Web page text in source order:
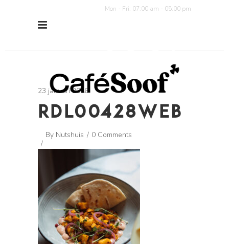
Mon - Fri: 07:00 am - 05:00 pm
23 januari 2026
RDL00428WEB
By Nutshuis 0 Comments